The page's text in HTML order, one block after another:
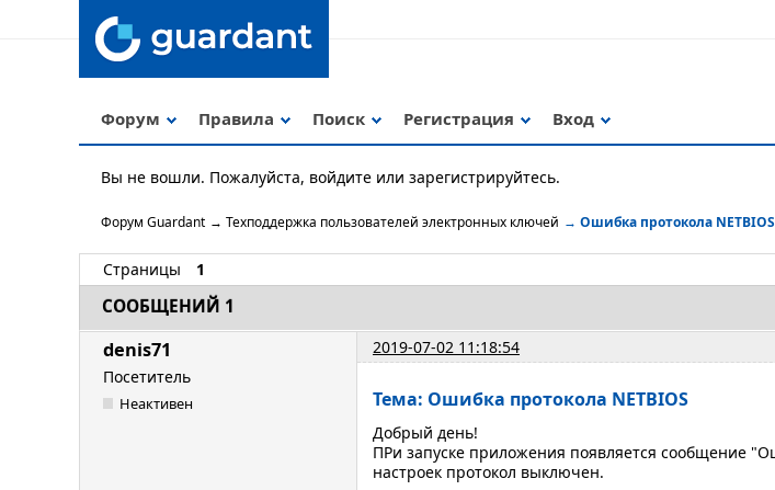
Форум Правила Поиск Регистрация Вход
Вы не вошли. Пожалуйста, войдите или зарегистрируйтесь.
Форум Guardant → Техподдержка пользователей электронных ключей → Ошибка протокола NETBIOS
Страницы 1
СООБЩЕНИЙ 1
denis71
2019-07-02 11:18:54
Посетитель
Неактивен Тема: Ошибка протокола NETBIOS
Добрый день!
ПРи запуске приложения появляется сообщение
настроек протокол выключен.